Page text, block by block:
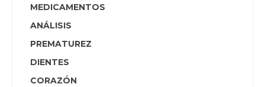
MEDICAMENTOS
ANÁLISIS
PREMATUREZ
DIENTES
CORAZÓN